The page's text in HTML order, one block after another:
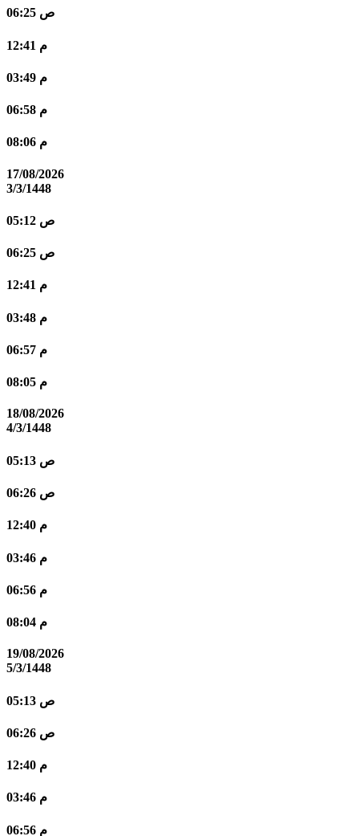
06:25 ص
12:41 م
03:49 م
06:58 م
08:06 م
17/08/2026
3/3/1448
05:12 ص
06:25 ص
12:41 م
03:48 م
06:57 م
08:05 م
18/08/2026
4/3/1448
05:13 ص
06:26 ص
12:40 م
03:46 م
06:56 م
08:04 م
19/08/2026
5/3/1448
05:13 ص
06:26 ص
12:40 م
03:46 م
06:56 م